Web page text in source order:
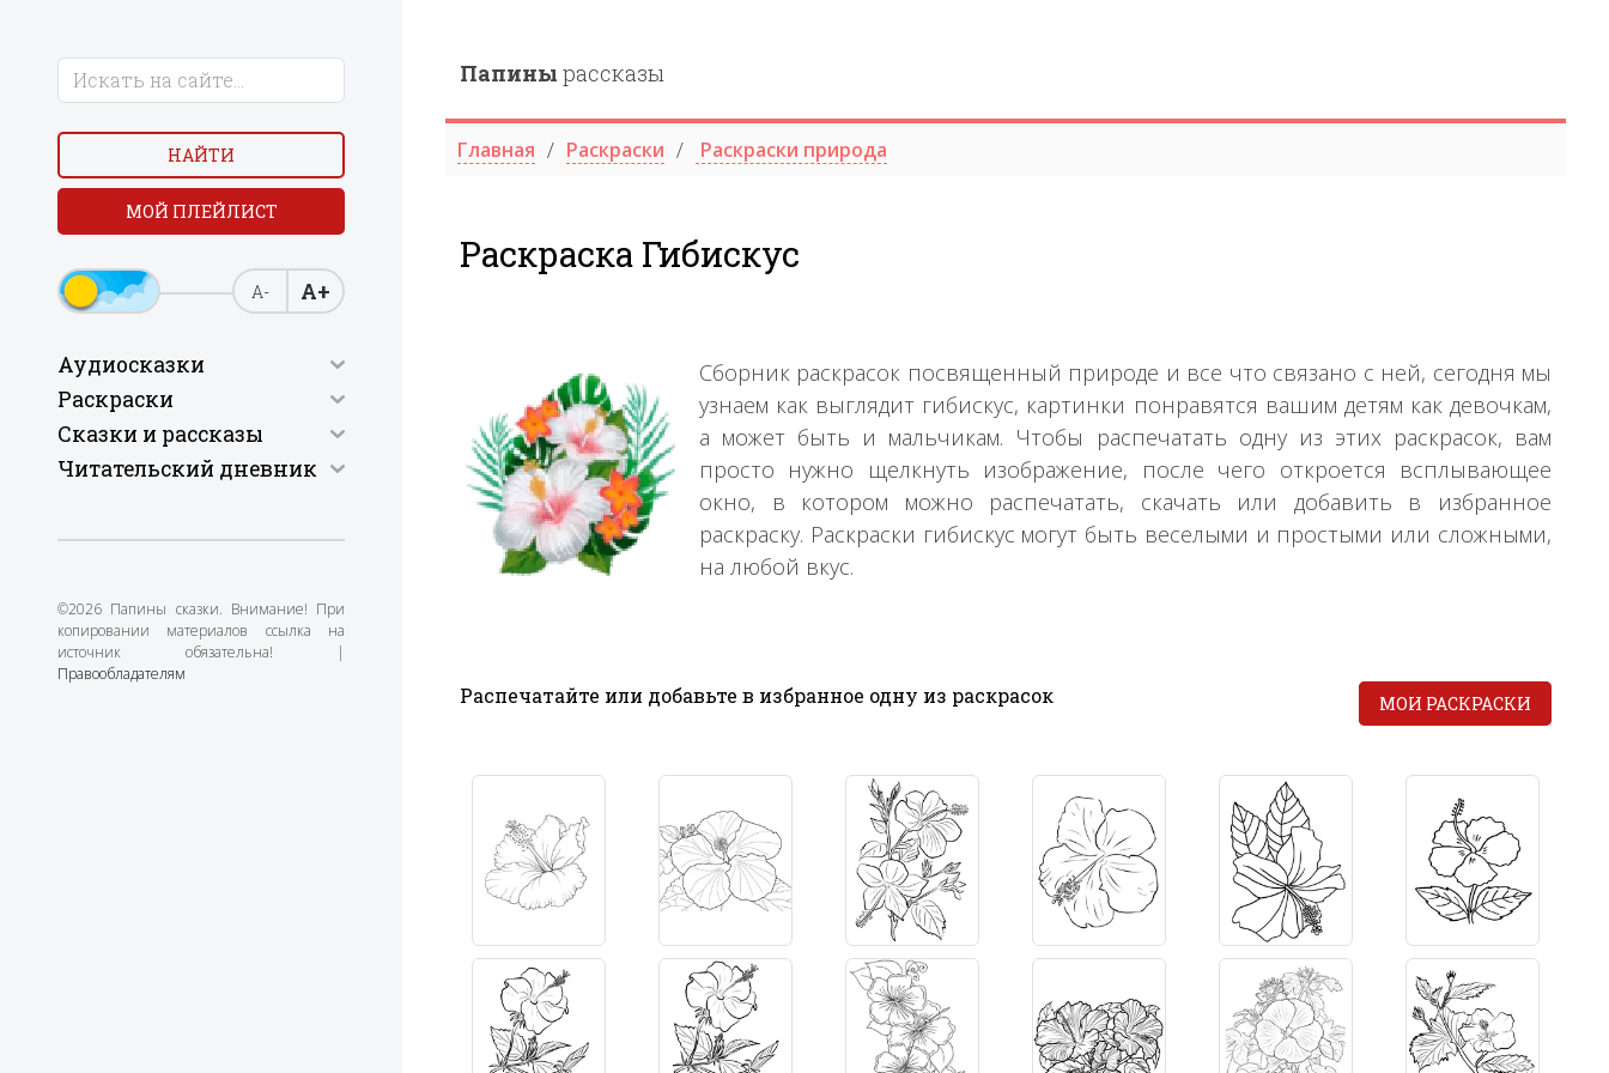
НАЙТИ
МОЙ ПЛЕЙЛИСТ
А- А+
Аудиосказки
Раскраски
Сказки и рассказы
Читательский дневник
©2026 Папины сказки. Внимание! При
копировании материалов ссылка на
источник обязательна! |
Правообладателям
Папины рассказы
Главная Раскраски Раскраски природа
Раскраска Гибискус
Сборник раскрасок посвященный природе и все что связано с ней, сегодня мы
узнаем как выглядит гибискус, картинки понравятся вашим детям как девочкам,
а может быть и мальчикам. Чтобы распечатать одну из этих раскрасок, вам
просто нужно щелкнуть изображение, после чего откроется всплывающее
окно, в котором можно распечатать, скачать или добавить в избранное
раскраску. Раскраски гибискус могут быть веселыми и простыми или сложными,
на любой вкус.
Распечатайте или добавьте в избранное одну из раскрасок МОИ РАСКРАСКИ